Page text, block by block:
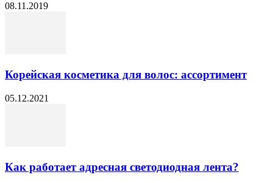
08.11.2019
Корейская косметика для волос: ассортимент
05.12.2021
Как работает адресная светодиодная лента?